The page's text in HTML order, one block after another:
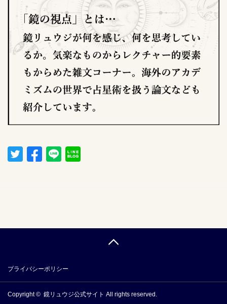
プライバシーポリシー
Copyright © 鏡リュウジ公式サイト All rights reserved.